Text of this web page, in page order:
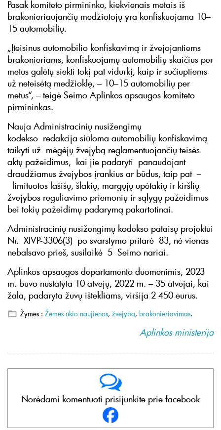
Pasak komiteto pirmininko, kiekvienais metais iš
brakonieriaujančių medžiotojų yra konfiskuojama 10–
15 automobilių.
„Įteisinus automobilio konfiskavimą ir žvejojantiems
brakonieriams, konfiskuojamų automobilių skaičius per
metus galėtų siekti tokį pat vidurkį, kaip ir sučiuptiems
už neteisėtą medžioklę, – 10–15 automobilių per
metus“, – teigė Seimo Aplinkos apsaugos komiteto
pirmininkas.
Nauja Administracinių nusižengimų
kodekso redakcija siūloma automobilių konfiskavimą
taikyti už mėgėjų žvejybą reglamentuojančių teisės
aktų pažeidimus, kai jie padaryti panaudojant
draudžiamus žvejybos įrankius ar būdus, taip pat –
limituotos lašišų, šlakių, margųjų upėtakių ir kiršlių
žvejybos reguliavimo priemonių ir sąlygų pažeidimus
bei tokių pažeidimų padarymą pakartotinai.
Administracinių nusižengimų kodekso pataisų projektui
Nr. XIVP-3306(3) po svarstymo pritarė 83, nė vienas
nebalsavo prieš, susilaikė 5 Seimo nariai.
Aplinkos apsaugos departamento duomenimis, 2023
m. buvo nustatyta 10 atvejų, 2022 m. – 35 atvejai, kai
žala, padaryta žuvų ištekliams, viršija 2 450 eurus.
Žymės : Žemės ūkio naujienos, žvejyba, brakonieriavimas.
Aplinkos ministerija
Norėdami komentuoti prisijunkite prie facebook